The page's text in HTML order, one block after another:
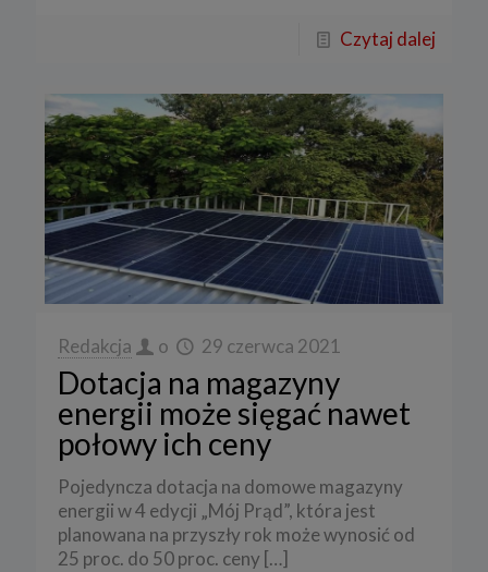
Czytaj dalej
Redakcja o 29 czerwca 2021
Dotacja na magazyny
energii może sięgać nawet
połowy ich ceny
Pojedyncza dotacja na domowe magazyny
energii w 4 edycji „Mój Prąd”, która jest
planowana na przyszły rok może wynosić od
25 proc. do 50 proc. ceny […]